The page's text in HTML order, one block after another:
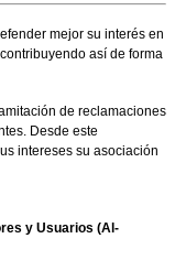
mejor su interés en
así de forma
de reclamaciones
Desde este
intereses su asociación
y Usuarios (Al-